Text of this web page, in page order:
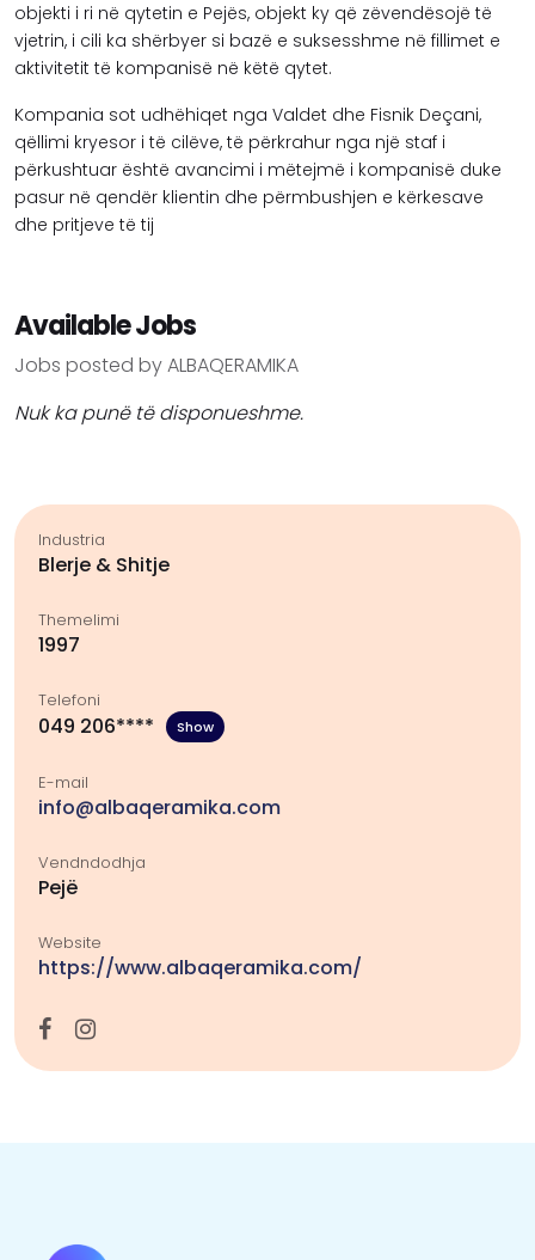
objekti i ri në qytetin e Pejës, objekt ky që zëvendësojë të
vjetrin, i cili ka shërbyer si bazë e suksesshme në fillimet e
aktivitetit të kompanisë në këtë qytet.
Kompania sot udhëhiqet nga Valdet dhe Fisnik Deçani,
qëllimi kryesor i të cilëve, të përkrahur nga një staf i
përkushtuar është avancimi i mëtejmë i kompanisë duke
pasur në qendër klientin dhe përmbushjen e kërkesave
dhe pritjeve të tij
Available Jobs
Jobs posted by ALBAQERAMIKA
Nuk ka punë të disponueshme.
Industria
Blerje & Shitje
Themelimi
1997
Telefoni
049 206**** Show
E-mail
info@albaqeramika.com
Vendndodhja
Pejë
Website
https://www.albaqeramika.com/